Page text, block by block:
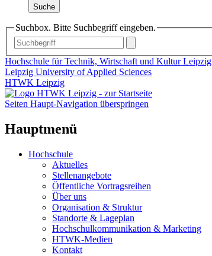
Suche
Suchbox. Bitte Suchbegriff eingeben.
Hochschule für Technik, Wirtschaft und Kultur Leipzig
Leipzig University of Applied Sciences
HTWK Leipzig
Seiten Haupt-Navigation überspringen
Hauptmenü
Hochschule
Aktuelles
Stellenangebote
Öffentliche Vortragsreihen
Über uns
Organisation & Struktur
Standorte & Lageplan
Hochschulkommunikation & Marketing
HTWK-Medien
Kontakt